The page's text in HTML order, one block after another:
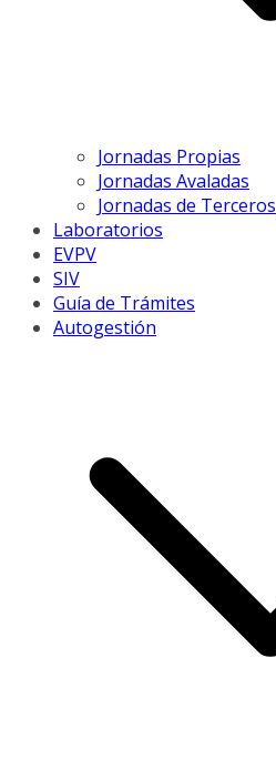
Jornadas Propias
Jornadas Avaladas
Jornadas de Terceros
Laboratorios
EVPV
SIV
Guía de Trámites
Autogestión